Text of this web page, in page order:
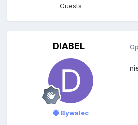
Guests
DIABEL
Bywalec